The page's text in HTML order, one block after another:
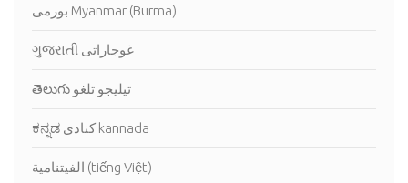
بورمى Myanmar (Burma)
ગુજરાતી غوجاراتى
తెలుగు تيليجو تلغو
ಕನ್ನಡ كنادى kannada
الفيتنامية (tiếng Việt)